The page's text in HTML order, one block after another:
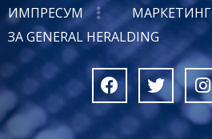
ИМПРЕСУМ МАРКЕТИНГ
ЗА GENERAL HERALDING